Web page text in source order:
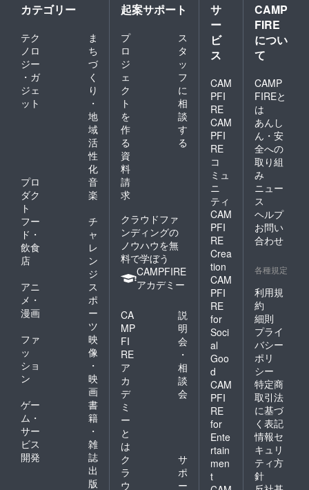
カテゴリー
テク
ノロ
ジー
・ガ
ジェ
ット
ま
ち
づ
く
り
・
地
域
活
性
化
プロ
ダク
ト
音
楽
フー
ド・
飲食
店
チ
ャ
レ
ン
ジ
アニ
メ・
漫画
ス
ポ
ー
ツ
ファ
ッ
ショ
ン
映
像
・
映
画
ゲー
ム・
サー
ビス
開発
書
籍
・
雑
誌
出
版
起案サポート
プ
ロ
ジ
ェ
ク
ト
を
作
る
ス
タ
ッ
フ
に
相
談
す
る
資
料
請
求
クラウドファ
ンディングの
ノウハウを無
料で学ぼう
CAMPFIRE
アカデミー
CA
MP
FI
RE
ア
カ
デ
ミ
ー
と
は
説
明
会
・
相
談
会
ク
ラ
ウ
サ
ポ
ー
サ
ー
ビ
ス
CAM
PFI
RE
CAM
PFI
RE
コ
ミュ
ニ
ティ
CAM
PFI
RE
Crea
tion
CAM
PFI
RE
for
Soci
al
Goo
d
CAM
PFI
RE
for
Ente
rtain
men
t
CAMP
FIRE
につい
て
CAMP
FIREと
は
あんし
ん・安
全への
取り組
み
ニュー
ス
ヘルプ
お問い
合わせ
各種規定
利用規
約
細則
プライ
バシー
ポリ
シー
特定商
取引法
に基づ
く表記
情報セ
キュリ
ティ方
針